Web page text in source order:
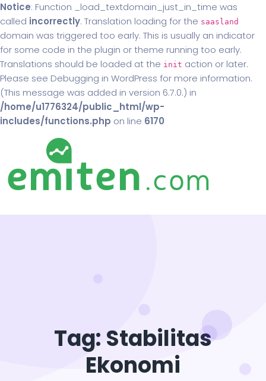
Notice: Function _load_textdomain_just_in_time was
called incorrectly. Translation loading for the saasland
domain was triggered too early. This is usually an indicator
for some code in the plugin or theme running too early.
Translations should be loaded at the init action or later.
Please see Debugging in WordPress for more information.
(This message was added in version 6.7.0.) in
/home/u1776324/public_html/wp-
includes/functions.php on line 6170
Tag: Stabilitas
Ekonomi